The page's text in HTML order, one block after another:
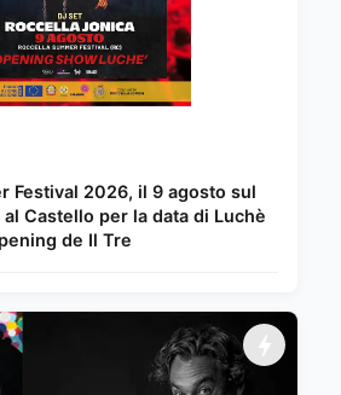
Festival 2026, il 9 agosto sul
Castello per la data di Luchè
de Il Tre